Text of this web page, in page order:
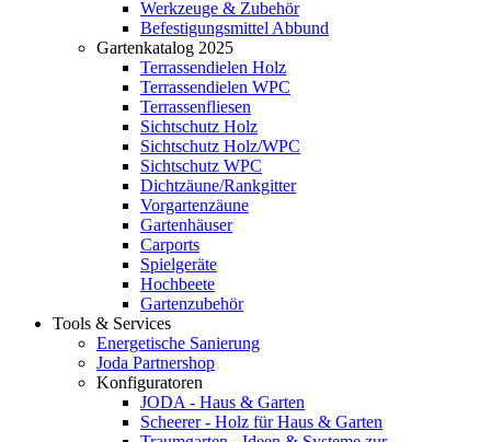
Werkzeuge & Zubehör
Befestigungsmittel Abbund
Gartenkatalog 2025
Terrassendielen Holz
Terrassendielen WPC
Terrassenfliesen
Sichtschutz Holz
Sichtschutz Holz/WPC
Sichtschutz WPC
Dichtzäune/Rankgitter
Vorgartenzäune
Gartenhäuser
Carports
Spielgeräte
Hochbeete
Gartenzubehör
Tools & Services
Energetische Sanierung
Joda Partnershop
Konfiguratoren
JODA - Haus & Garten
Scheerer - Holz für Haus & Garten